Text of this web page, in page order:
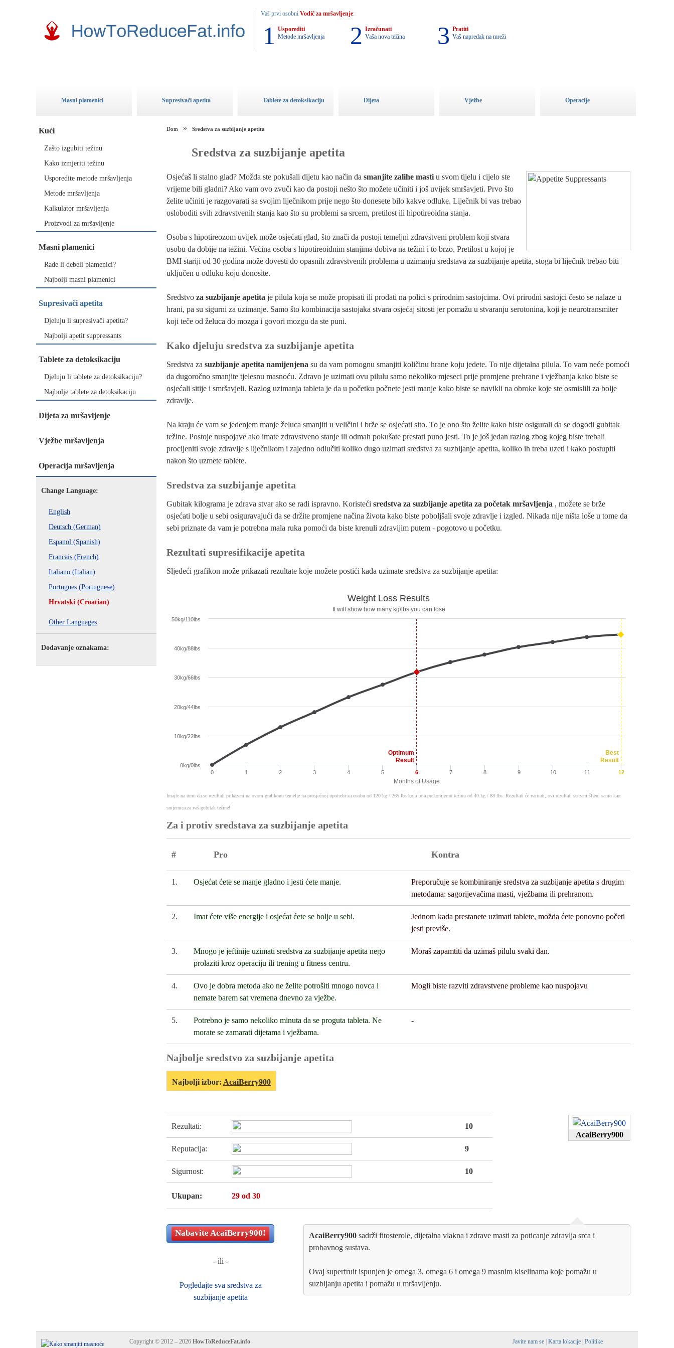
Vaš prvi osobni Vodič za mršavljenje:
1 Usporediti
Metode mršavljenja
2 Izračunati
Vaša nova težina
3 Pratiti
Vaš napredak na mreži
Masni plamenici Supresivači apetita Tablete za detoksikaciju Dijeta Vježbe Operacije
Kući
Zašto izgubiti težinu
Kako izmjeriti težinu
Usporedite metode mršavljenja
Metode mršavljenja
Kalkulator mršavljenja
Proizvodi za mršavljenje
Masni plamenici
Rade li debeli plamenici?
Najbolji masni plamenici
Supresivači apetita
Djeluju li supresivači apetita?
Najbolji apetit suppressants
Tablete za detoksikaciju
Djeluju li tablete za detoksikaciju?
Najbolje tablete za detoksikaciju
Dijeta za mršavljenje
Vježbe mršavljenja
Operacija mršavljenja
Change Language:
English
Deutsch (German)
Espanol (Spanish)
Francais (French)
Italiano (Italian)
Portugues (Portuguese)
Hrvatski (Croatian)
Other Languages
Dodavanje oznakama:
Dom Sredstva za suzbijanje apetita
Sredstva za suzbijanje apetita
Osjećaš li stalno glad? Možda ste pokušali dijetu kao način da smanjite zalihe masti u svom tijelu i cijelo ste
vrijeme bili gladni? Ako vam ovo zvuči kao da postoji nešto što možete učiniti i još uvijek smršavjeti. Prvo što
želite učiniti je razgovarati sa svojim liječnikom prije nego što donesete bilo kakve odluke. Liječnik bi vas trebao
osloboditi svih zdravstvenih stanja kao što su problemi sa srcem, pretilost ili hipotireoidna stanja.
Osoba s hipotireozom uvijek može osjećati glad, što znači da postoji temeljni zdravstveni problem koji stvara
osobu da dobije na težini. Većina osoba s hipotireoidnim stanjima dobiva na težini i to brzo. Pretilost u kojoj je
BMI stariji od 30 godina može dovesti do opasnih zdravstvenih problema u uzimanju sredstava za suzbijanje apetita, stoga bi liječnik trebao biti
uključen u odluku koju donosite.
Sredstvo za suzbijanje apetita je pilula koja se može propisati ili prodati na polici s prirodnim sastojcima. Ovi prirodni sastojci često se nalaze u
hrani, pa su sigurni za uzimanje. Samo što kombinacija sastojaka stvara osjećaj sitosti jer pomažu u stvaranju serotonina, koji je neurotransmiter
koji teče od želuca do mozga i govori mozgu da ste puni.
Kako djeluju sredstva za suzbijanje apetita
Sredstva za suzbijanje apetita namijenjena su da vam pomognu smanjiti količinu hrane koju jedete. To nije dijetalna pilula. To vam neće pomoći
da dugoročno smanjite tjelesnu masnoću. Zdravo je uzimati ovu pilulu samo nekoliko mjeseci prije promjene prehrane i vježbanja kako biste se
osjećali sitije i smršavjeli. Razlog uzimanja tableta je da u početku počnete jesti manje kako biste se navikli na obroke koje ste osmislili za bolje
zdravlje.
Na kraju će vam se jedenjem manje želuca smanjiti u veličini i brže se osjećati sito. To je ono što želite kako biste osigurali da se dogodi gubitak
težine. Postoje nuspojave ako imate zdravstveno stanje ili odmah pokušate prestati puno jesti. To je još jedan razlog zbog kojeg biste trebali
procijeniti svoje zdravlje s liječnikom i zajedno odlučiti koliko dugo uzimati sredstva za suzbijanje apetita, koliko ih treba uzeti i kako postupiti
nakon što uzmete tablete.
Sredstva za suzbijanje apetita
Gubitak kilograma je zdrava stvar ako se radi ispravno. Koristeći sredstva za suzbijanje apetita za početak mršavljenja , možete se brže
osjećati bolje u sebi osiguravajući da se držite promjene načina života kako biste poboljšali svoje zdravlje i izgled. Nikada nije ništa loše u tome da
sebi priznate da vam je potrebna mala ruka pomoći da biste krenuli zdravijim putem - pogotovo u početku.
Rezultati supresifikacije apetita
Sljedeći grafikon može prikazati rezultate koje možete postići kada uzimate sredstva za suzbijanje apetita:
Months of Usage
Optimum
Result
Best
Result
Weight Loss Results
It will show how many kg/lbs you can lose
0 1 2 3 4 5 6 7 8 9 10 11 12
0kg/0lbs
10kg/22lbs
20kg/44lbs
30kg/66lbs
40kg/88lbs
50kg/110lbs
Imajte na umu da se rezultati prikazani na ovom grafikonu temelje na prosječnoj upotrebi za osobu od 120 kg / 265 lbs koja ima prekomjernu težinu od 40 kg / 88 lbs. Rezultati će varirati, ovi rezultati su zamišljeni samo kao
smjernica za vaš gubitak težine!
Za i protiv sredstava za suzbijanje apetita
# Pro Kontra
1. Osjećat ćete se manje gladno i jesti ćete manje.
Preporučuje se kombiniranje sredstva za suzbijanje apetita s drugim
metodama: sagorijevačima masti, vježbama ili prehranom.
2. Imat ćete više energije i osjećat ćete se bolje u sebi.
Jednom kada prestanete uzimati tablete, možda ćete ponovno početi
jesti previše.
3.
Mnogo je jeftinije uzimati sredstva za suzbijanje apetita nego
prolaziti kroz operaciju ili trening u fitness centru.
Moraš zapamtiti da uzimaš pilulu svaki dan.
4.
Ovo je dobra metoda ako ne želite potrošiti mnogo novca i
nemate barem sat vremena dnevno za vježbe.
Mogli biste razviti zdravstvene probleme kao nuspojavu
5.
Potrebno je samo nekoliko minuta da se proguta tableta. Ne
morate se zamarati dijetama i vježbama.
-
Najbolje sredstvo za suzbijanje apetita
Najbolji izbor: AcaiBerry900
Rezultati: 10
Reputacija: 9
Sigurnost: 10
Ukupan: 29 od 30
AcaiBerry900
AcaiBerry900 sadrži fitosterole, dijetalna vlakna i zdrave masti za poticanje zdravlja srca i
probavnog sustava.
Ovaj superfruit ispunjen je omega 3, omega 6 i omega 9 masnim kiselinama koje pomažu u
suzbijanju apetita i pomažu u mršavljenju.
NabaviteAcaiBerry900!
- ili -
Pogledajte sva sredstva za
suzbijanje apetita
Copyright © 2012 – 2026 HowToReduceFat.info. Javite nam se Karta lokacije Politike